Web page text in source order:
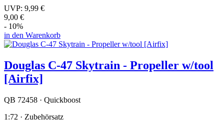
UVP: 9,99 €
9,00 €
- 10%
in den Warenkorb
Douglas C-47 Skytrain - Propeller w/tool
[Airfix]
QB 72458 · Quickboost
1:72 · Zubehörsatz